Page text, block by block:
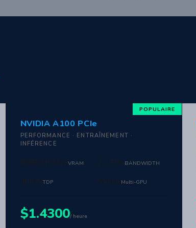
NVIDIA A100 PCIe
PERFORMANCE · ENTRAÎNEMENT ·
INFÉRENCE
80GB HBM2eVRAM 2.0 TB/sBANDWIDTH
400WTDP NVLink Multi-GPU
$1.4300/ heure